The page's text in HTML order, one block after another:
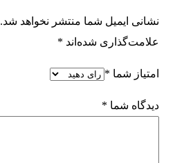
نشانی ایمیل شما منتشر نخواهد شد.
علامت‌گذاری شده‌اند *
امتیاز شما *
دیدگاه شما *